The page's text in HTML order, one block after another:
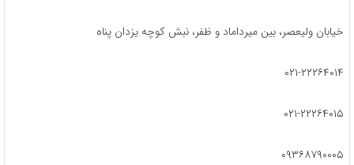
خیابان ولیعصر، بین میرداماد و ظفر، نبش کوچه یزدان پناه
۰۲۱-۲۲۲۶۴۰۱۴
۰۲۱-۲۲۲۶۴۰۱۵
۰۹۳۶۸۷۹۰۰۰۵